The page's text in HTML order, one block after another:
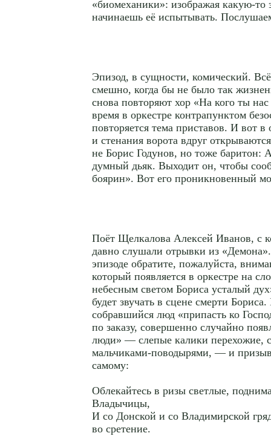
«биомеханики»: изображая какую-
начинаешь её испытывать.
Эпизод, в сущности, комический.
смешно, когда бы не было так
снова повторяют хор «На кого ты
время в оркестре контрапунктом
повторяется тема приставов. И вот в
и стенания ворота вдруг
не Борис Годунов, но тоже баритон:
думный дьяк. Выходит он, чтобы
боярин». Вот его проникновенный
Поёт Щелкалова Алексей Иванов, с
давно слушали отрывки из
эпизоде обратите, пожалуйста,
который появляется в оркестре на
небесным светом Бориса усталый
будет звучать в сцене смерти
собравшийся люд «припасть ко
по заказу, совершенно случайно
люди» — слепые калики перехожие,
мальчиками-поводырями, — и
самому:
Облекайтесь в ризы светлые,
Владычицы,
И со Донской и со Владимирской
во сретение.